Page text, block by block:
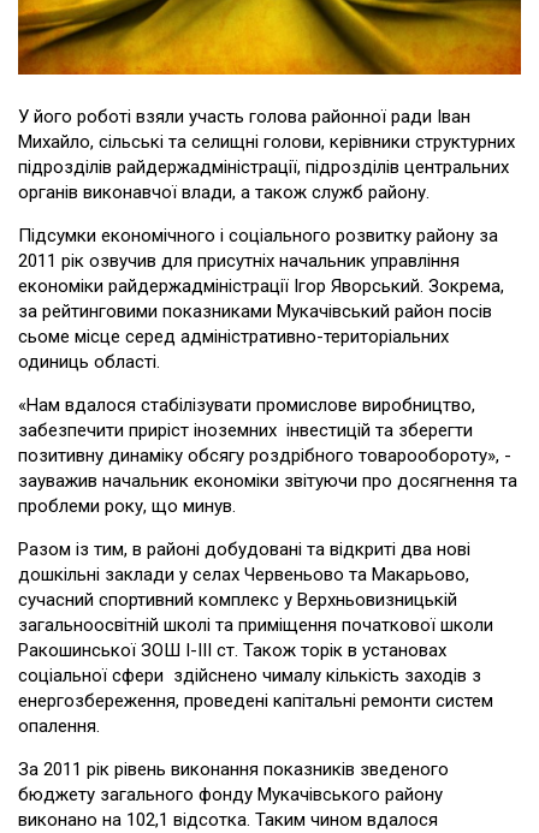
У його роботі взяли участь голова районної ради Іван
Михайло, сільські та селищні голови, керівники структурних
підрозділів райдержадміністрації, підрозділів центральних
органів виконавчої влади, а також служб району.
Підсумки економічного і соціального розвитку району за
2011 рік озвучив для присутніх начальник управління
економіки райдержадміністрації Ігор Яворський. Зокрема,
за рейтинговими показниками Мукачівський район посів
сьоме місце серед адміністративно-територіальних
одиниць області.
«Нам вдалося стабілізувати промислове виробництво,
забезпечити приріст іноземних інвестицій та зберегти
позитивну динаміку обсягу роздрібного товарообороту», -
зауважив начальник економіки звітуючи про досягнення та
проблеми року, що минув.
Разом із тим, в районі добудовані та відкриті два нові
дошкільні заклади у селах Червеньово та Макарьово,
сучасний спортивний комплекс у Верхньовизницькій
загальноосвітній школі та приміщення початкової школи
Ракошинської ЗОШ I-III cт. Також торік в установах
соціальної сфери здійснено чималу кількість заходів з
енергозбереження, проведені капітальні ремонти систем
опалення.
За 2011 рік рівень виконання показників зведеного
бюджету загального фонду Мукачівського району
виконано на 102,1 відсотка. Таким чином вдалося